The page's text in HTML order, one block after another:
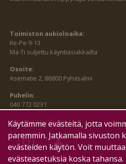
Toimiston aukioloaika:
Ke-Pe 9-13
Ma-Ti suljettu käyntiasiakkailta
Osoite:
Asematie 2, 86800 Pyhäsalmi
Puhelin:
040 772 0231
SEURAA MEITÄ MYÖS:
HALLITSE EVÄSTEITÄ
Käytämme evästeitä, jotta
paremmin. Jatkamalla sivuston
evästeiden käytön. Voit
evästeasetuksia koska tahansa.